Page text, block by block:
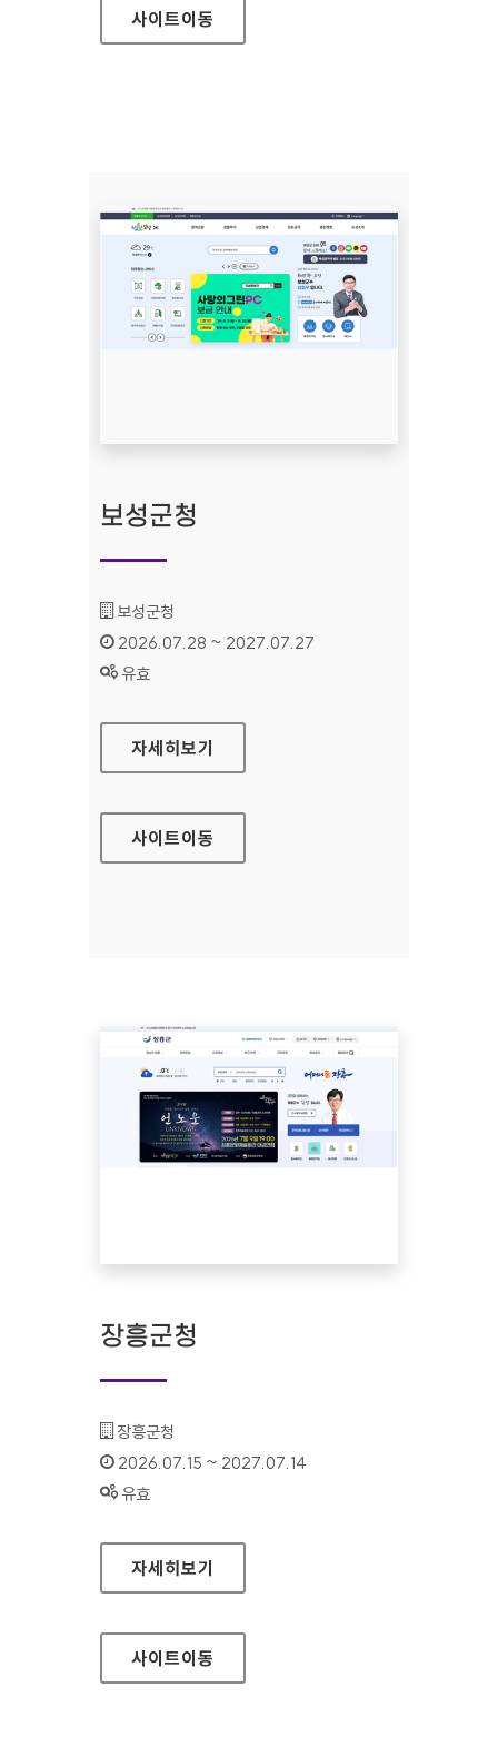
사이트이동
보성군청
기관명 :
보성군청
인증기간 :
2026.07.28 ~ 2027.07.27
상태 :
유효
보성군청
자세히보기
사이트이동
장흥군청
기관명 :
장흥군청
인증기간 :
2026.07.15 ~ 2027.07.14
상태 :
유효
장흥군청
자세히보기
사이트이동